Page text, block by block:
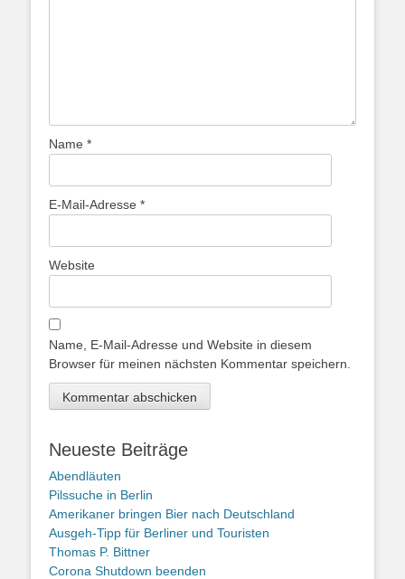
Name *
E-Mail-Adresse *
Website
Name, E-Mail-Adresse und Website in diesem
Browser für meinen nächsten Kommentar speichern.
Neueste Beiträge
Abendläuten
Pilssuche in Berlin
Amerikaner bringen Bier nach Deutschland
Ausgeh-Tipp für Berliner und Touristen
Thomas P. Bittner
Corona Shutdown beenden